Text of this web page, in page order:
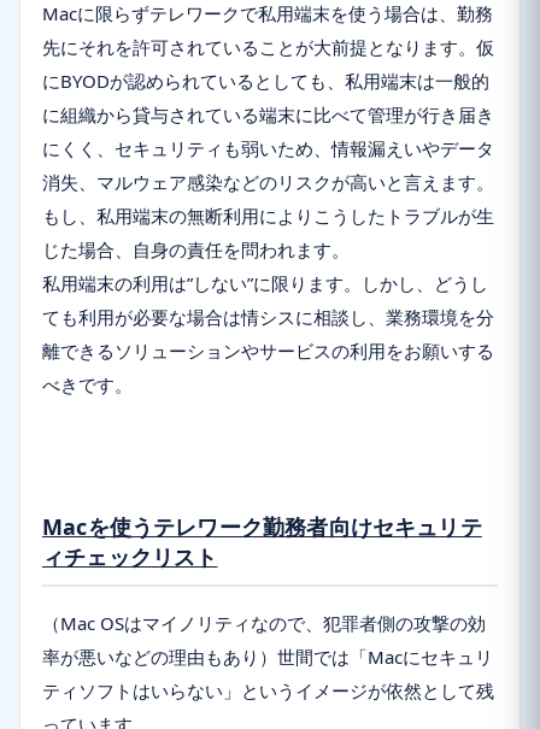
Macに限らずテレワークで私用端末を使う場合は、勤務
先にそれを許可されていることが大前提となります。仮
にBYODが認められているとしても、私用端末は一般的
に組織から貸与されている端末に比べて管理が行き届き
にくく、セキュリティも弱いため、情報漏えいやデータ
消失、マルウェア感染などのリスクが高いと言えます。
もし、私用端末の無断利用によりこうしたトラブルが生
じた場合、自身の責任を問われます。
私用端末の利用は”しない”に限ります。しかし、どうし
ても利用が必要な場合は情シスに相談し、業務環境を分
離できるソリューションやサービスの利用をお願いする
べきです。
Macを使うテレワーク勤務者向けセキュリテ
ィチェックリスト
（Mac OSはマイノリティなので、犯罪者側の攻撃の効
率が悪いなどの理由もあり）世間では「Macにセキュリ
ティソフトはいらない」というイメージが依然として残
っています。